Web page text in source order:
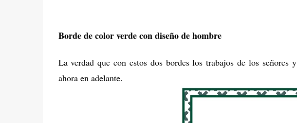
Borde de color verde con diseño de hombre
La verdad que con estos dos bordes los trabajos de los
ahora en adelante.